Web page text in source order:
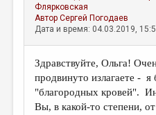
Флярковская
АвторСергей Погодаев
Дата и время: 04.03.2019,
Здравствуйте, Ольга!
продвинуто излагаете - я
"благородных кровей".
Вы, в какой-то степени,